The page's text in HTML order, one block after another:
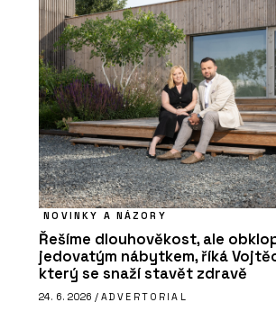
NOVINKY A NÁZORY
Řešíme dlouhověkost, ale
jedovatým nábytkem, říká
který se snaží stavět zdravě
24. 6. 2026 / ADVERTORIAL